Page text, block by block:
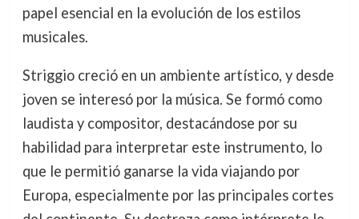
papel esencial en la evolución de los estilos
musicales.
Striggio creció en un ambiente artístico, y desde
joven se interesó por la música. Se formó como
laudista y compositor, destacándose por su
habilidad para interpretar este instrumento, lo
que le permitió ganarse la vida viajando por
Europa, especialmente por las principales cortes